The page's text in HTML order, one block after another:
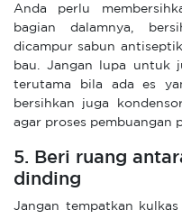
Anda perlu
bagian dalamnya,
dicampur sabun
bau. Jangan lupa untuk
terutama bila ada es
bersihkan juga
agar proses pembuangan
5. Beri ruang
dinding
Jangan tempatkan